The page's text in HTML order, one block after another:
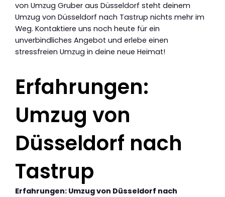
von Umzug Gruber aus Düsseldorf steht deinem
Umzug von Düsseldorf nach Tastrup nichts mehr im
Weg. Kontaktiere uns noch heute für ein
unverbindliches Angebot und erlebe einen
stressfreien Umzug in deine neue Heimat!
Erfahrungen:
Umzug von
Düsseldorf nach
Tastrup
Erfahrungen: Umzug von Düsseldorf nach